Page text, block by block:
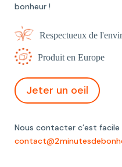
bonheur !
Respectueux de
Produit en Europe
Jeter un oeil
Nous contacter c’est facile